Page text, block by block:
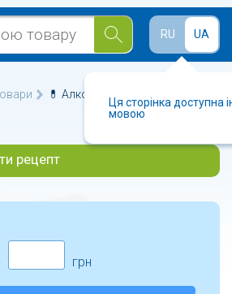
RU UA
Ця сторінка доступна
мовою
💊 Алкотестери (алкометри) у
рецепт
грн